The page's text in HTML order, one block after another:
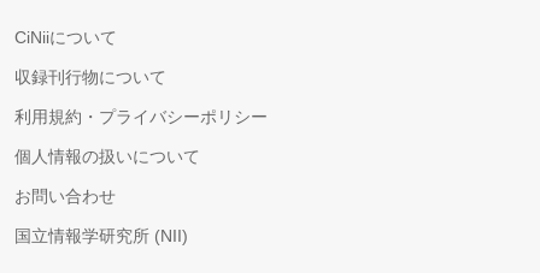
CiNiiについて
収録刊行物について
利用規約・プライバシーポリシー
個人情報の扱いについて
お問い合わせ
国立情報学研究所 (NII)